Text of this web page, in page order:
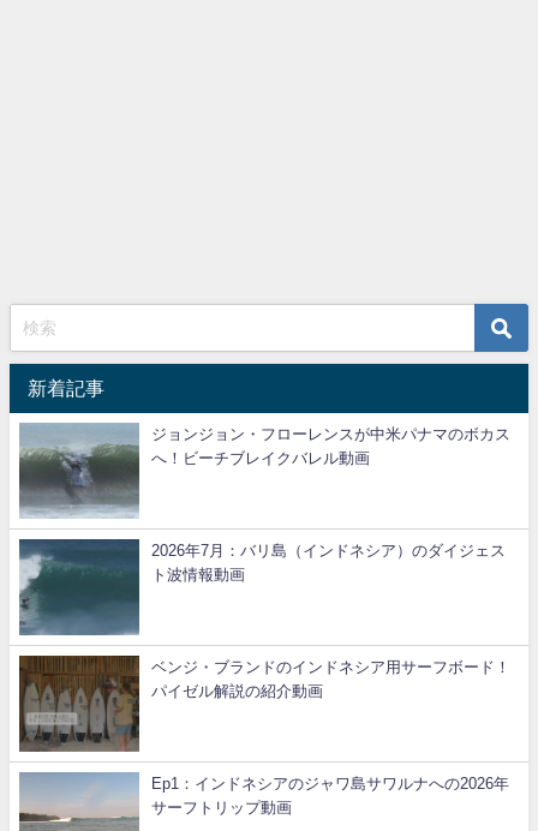
新着記事
ジョンジョン・フローレンスが中米パナマのボカス
へ！ビーチブレイクバレル動画
2026年7月：バリ島（インドネシア）のダイジェス
ト波情報動画
ベンジ・ブランドのインドネシア用サーフボード！
パイゼル解説の紹介動画
Ep1：インドネシアのジャワ島サワルナへの2026年
サーフトリップ動画